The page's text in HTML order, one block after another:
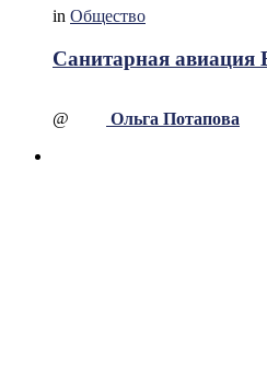
in Общество
Санитарная авиация
@ Ольга Потапова